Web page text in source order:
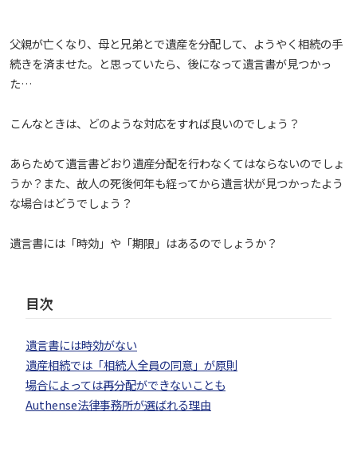
父親が亡くなり、母と兄弟とで遺産を分配して、ようやく相続の手
続きを済ませた。と思っていたら、後になって遺言書が見つかっ
た…
こんなときは、どのような対応をすれば良いのでしょう？
あらためて遺言書どおり遺産分配を行わなくてはならないのでしょ
うか？また、故人の死後何年も経ってから遺言状が見つかったよう
な場合はどうでしょう？
遺言書には「時効」や「期限」はあるのでしょうか？
目次
遺言書には時効がない
遺産相続では「相続人全員の同意」が原則
場合によっては再分配ができないことも
Authense法律事務所が選ばれる理由